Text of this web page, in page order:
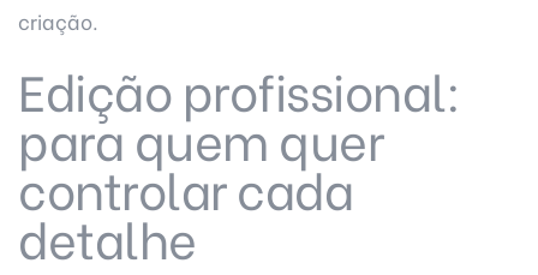
criação.
Edição profissional:
para quem quer
controlar cada
detalhe